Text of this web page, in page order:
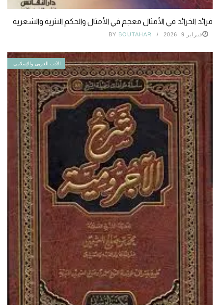
فرائد الخرائد في الأمثال معجم في الأمثال والحكم النثرية والشعرية
فبراير 9, 2026 BY BOUTAHAR
الأدب العربي والإسلامي